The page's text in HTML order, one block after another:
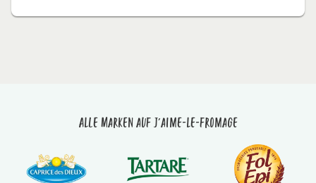
Alle Marken auf J'aime-le-fromage